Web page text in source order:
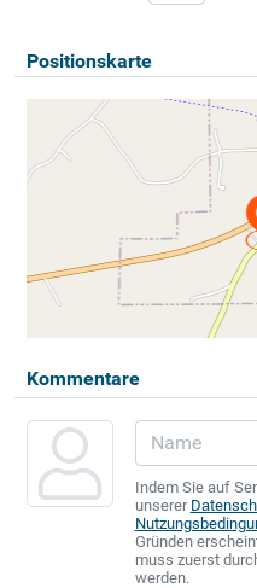
Positionskarte
Kommentare
Indem Sie auf
unserer
Gründen
muss zuerst
werden.